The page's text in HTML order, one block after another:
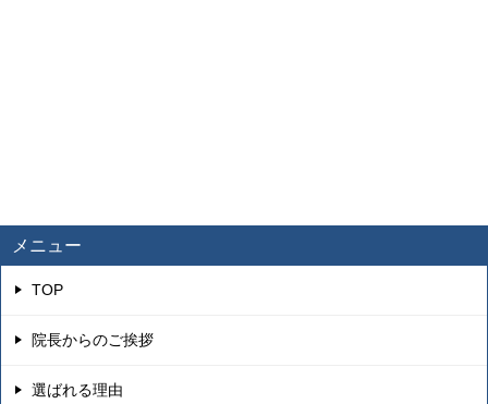
メニュー
TOP
院長からのご挨拶
選ばれる理由